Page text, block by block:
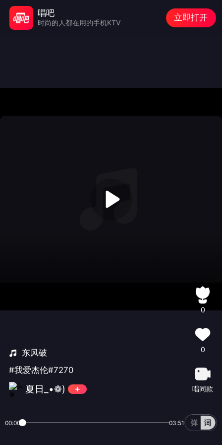
东风破
#我爱杰伦#7270
夏日_•❁)
0
0
唱同款
00:00 03:51
唱吧
时尚的人都在用的手机KTV
立即打开